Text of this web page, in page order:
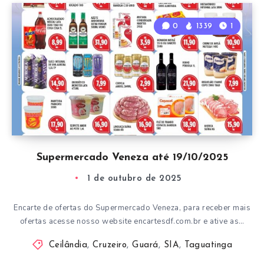
Supermercado Veneza até 19/10/2025
0 1339 1
1 de outubro de 2025
Encarte de ofertas do Supermercado Veneza, para receber mais
ofertas acesse nosso website encartesdf.com.br e ative as…
Ceilândia, Cruzeiro, Guará , SIA, Taguatinga